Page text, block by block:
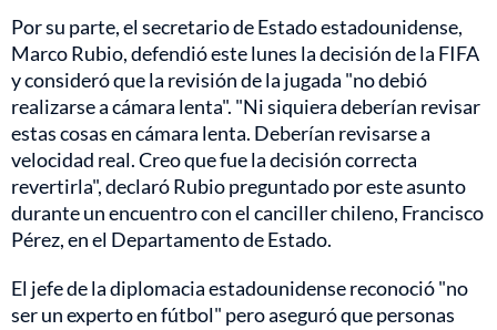
Por su parte, el secretario de Estado estadounidense,
Marco Rubio, defendió este lunes la decisión de la FIFA
y consideró que la revisión de la jugada "no debió
realizarse a cámara lenta". "Ni siquiera deberían revisar
estas cosas en cámara lenta. Deberían revisarse a
velocidad real. Creo que fue la decisión correcta
revertirla", declaró Rubio preguntado por este asunto
durante un encuentro con el canciller chileno, Francisco
Pérez, en el Departamento de Estado.
El jefe de la diplomacia estadounidense reconoció "no
ser un experto en fútbol" pero aseguró que personas